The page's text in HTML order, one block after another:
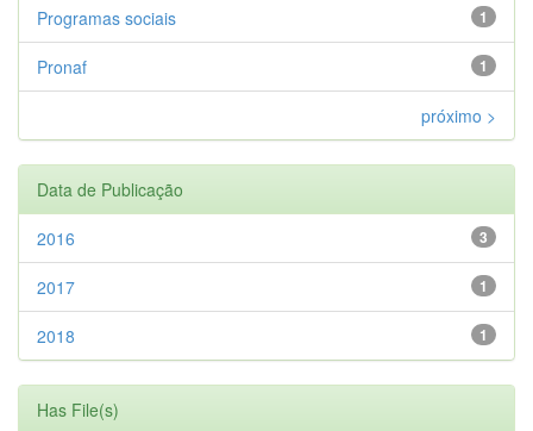
1
Programas sociais
1
Pronaf
próximo >
Data de Publicação
3
2016
1
2017
1
2018
Has File(s)